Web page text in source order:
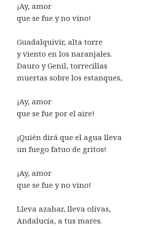
¡Ay, amor
que se fue y no vino!
Guadalquivir, alta torre
y viento en los naranjales.
Dauro y Genil, torrecillas
muertas sobre los estanques,
¡Ay, amor
que se fue por el aire!
¡Quién dirá que el agua lleva
un fuego fatuo de gritos!
¡Ay, amor
que se fue y no vino!
Lleva azahar, lleva olivas,
Andalucía, a tus mares.